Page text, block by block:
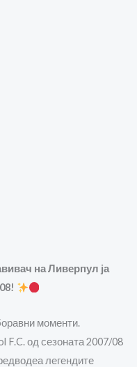
на Ливерпул ја
моменти.
F.C.од сезоната 2007/08
легендите